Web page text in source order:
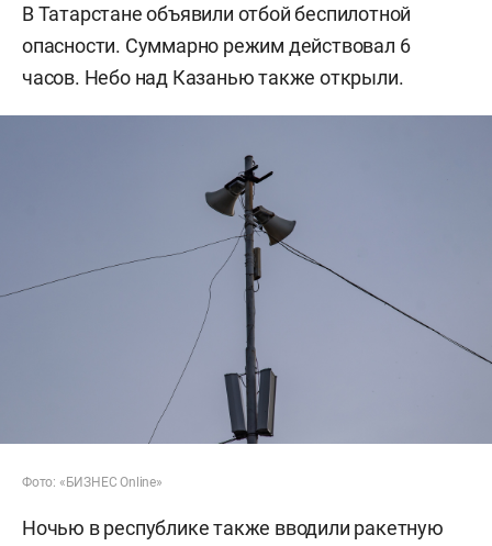
В Татарстане объявили отбой беспилотной
опасности. Суммарно режим действовал 6
часов. Небо над Казанью также открыли.
Фото: «БИЗНЕС Online»
Ночью в республике также вводили ракетную